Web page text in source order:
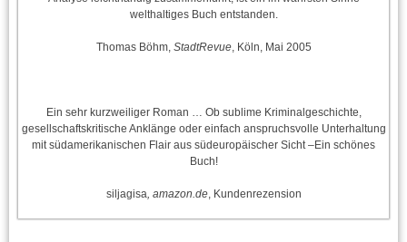
welthaltiges Buch entstanden.
Thomas Böhm, StadtRevue, Köln, Mai 2005
Ein sehr kurzweiliger Roman … Ob sublime Kriminalgeschichte,
gesellschaftskritische Anklänge oder einfach anspruchsvolle Unterhaltung
mit südamerikanischen Flair aus südeuropäischer Sicht –Ein schönes
Buch!
siljagisa, amazon.de, Kundenrezension